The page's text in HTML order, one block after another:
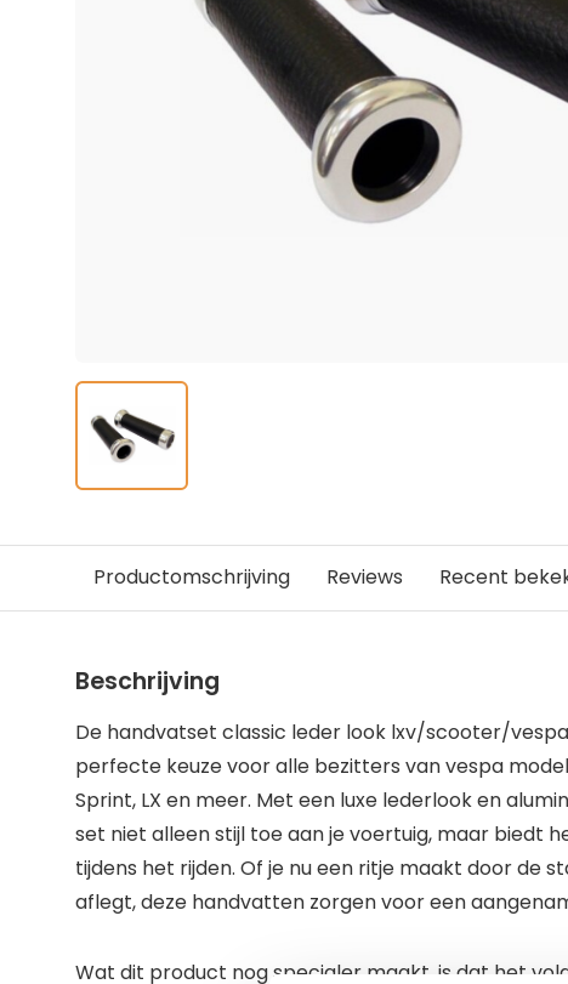
Productomschrijving Reviews Recent
Beschrijving
De handvatset classic leder look lxv/scooter/
perfecte keuze voor alle bezitters van vespa
Sprint, LX en meer. Met een luxe lederlook en
set niet alleen stijl toe aan je voertuig, maar biedt
tijdens het rijden. Of je nu een ritje maakt door de
aflegt, deze handvatten zorgen voor een
Wat dit product nog specialer maakt, is dat het